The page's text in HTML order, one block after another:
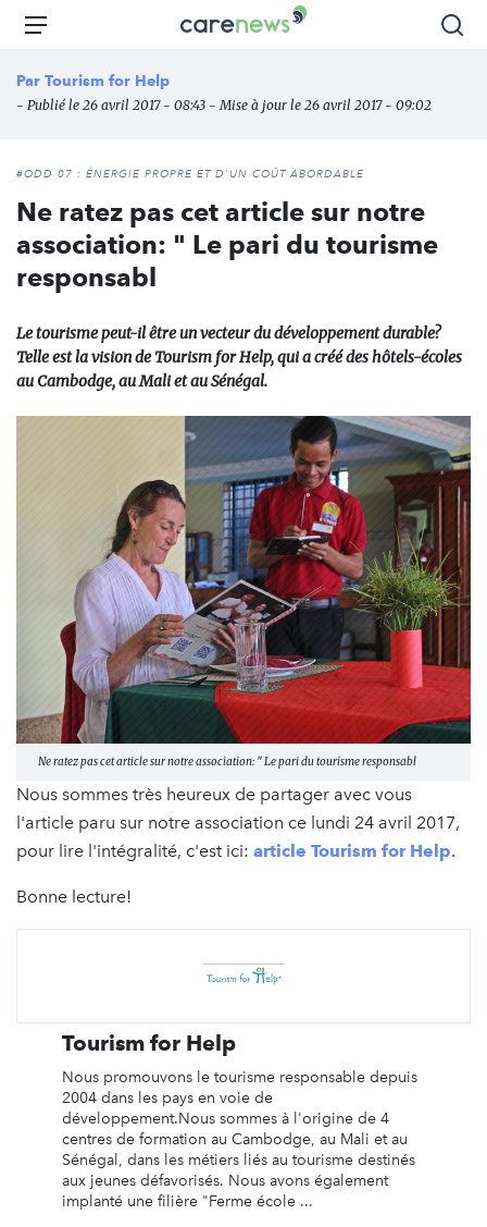
Aller
principal
Carenews,
des
l'engagement
Menu
Par Tourism for Help
- Publié le 26 avril 2017 - 08:43 - Mise à jour le 26 avril 2017 - 09:02
#ODD 07 : ÉNERGIE PROPRE ET D'UN COÛT ABORDABLE
Ne ratez pas cet article sur notre
association: " Le pari du tourisme
responsabl
Le tourisme peut-il être un vecteur du développement durable?
Telle est la vision de Tourism for Help, qui a créé des hôtels-écoles
au Cambodge, au Mali et au Sénégal.
Ne ratez pas cet article sur notre association: " Le pari du tourisme responsabl
Nous sommes très heureux de partager avec vous
l'article paru sur notre association ce lundi 24 avril 2017,
pour lire l'intégralité, c'est ici: article Tourism for Help.
Bonne lecture!
Tourism for Help
Nous promouvons le tourisme responsable depuis
2004 dans les pays en voie de
développement.Nous sommes à l'origine de 4
centres de formation au Cambodge, au Mali et au
Sénégal, dans les métiers liés au tourisme destinés
aux jeunes défavorisés. Nous avons également
implanté une filière "Ferme école ...